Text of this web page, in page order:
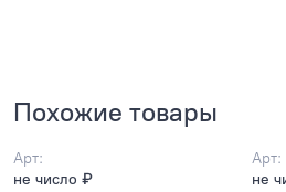
Похожие товары
Арт:
не число ₽
Арт:
не